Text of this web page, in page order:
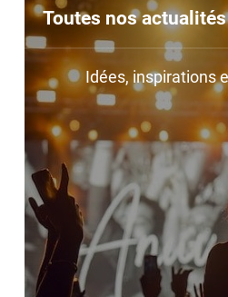
Toutes nos
Idées, inspirations